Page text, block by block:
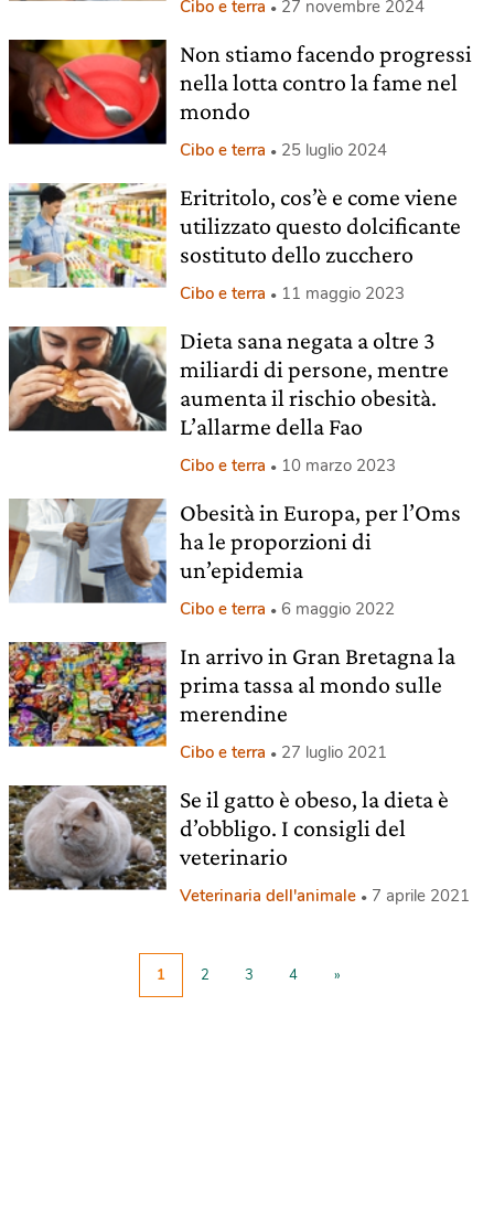
Cibo e terra 27 novembre 2024
Non stiamo facendo progressi
nella lotta contro la fame nel
mondo
Cibo e terra 25 luglio 2024
Eritritolo, cos’è e come viene
utilizzato questo dolcificante
sostituto dello zucchero
Cibo e terra 11 maggio 2023
Dieta sana negata a oltre 3
miliardi di persone, mentre
aumenta il rischio obesità.
L’allarme della Fao
Cibo e terra 10 marzo 2023
Obesità in Europa, per l’Oms
ha le proporzioni di
un’epidemia
Cibo e terra 6 maggio 2022
In arrivo in Gran Bretagna la
prima tassa al mondo sulle
merendine
Cibo e terra 27 luglio 2021
Se il gatto è obeso, la dieta è
d’obbligo. I consigli del
veterinario
Veterinaria dell'animale 7 aprile 2021
1 2 3 4 »